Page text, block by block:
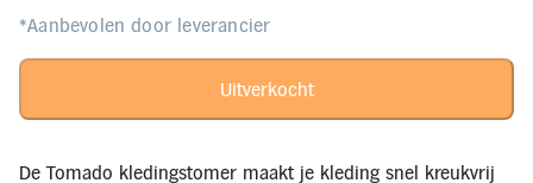
Sport, Spel en Bewegen
account
Mijn
*Aanbevolen door leverancier
Uitverkocht
De Tomado kledingstomer maakt je kleding snel kreukvrij